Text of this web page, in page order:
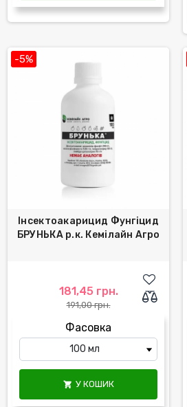
-5%
Інсектоакарицид Фунгіцид
БРУНЬКА р.к. Кемілайн Агро
181,45 грн.
191,00 грн.
Фасовка
 У КОШИК